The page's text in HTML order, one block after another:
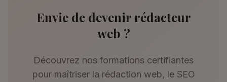
Envie de devenir rédacteur
web ?
Découvrez nos formations certifiantes
pour maîtriser la rédaction web, le SEO